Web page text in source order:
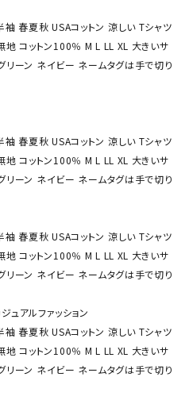
春夏秋 USAコットン 涼しい Tシャツ
地 コットン100％ M L LL XL 大きいサ
ーン ネイビー ネームタグは手で切り
春夏秋 USAコットン 涼しい Tシャツ
地 コットン100％ M L LL XL 大きいサ
ーン ネイビー ネームタグは手で切り
春夏秋 USAコットン 涼しい Tシャツ
地 コットン100％ M L LL XL 大きいサ
ーン ネイビー ネームタグは手で切り
ュアルファッション
春夏秋 USAコットン 涼しい Tシャツ
地 コットン100％ M L LL XL 大きいサ
ーン ネイビー ネームタグは手で切り